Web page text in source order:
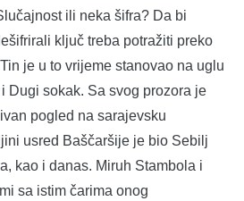
ili neka šifra? Da bi
ključ treba potražiti preko
je u to vrijeme stanovao na uglu
Dugi sokak. Sa svog prozora je
pogled na sarajevsku
usred Baščaršije je bio Sebilj
kao i danas. Miruh Stambola i
sa istim čarima onog